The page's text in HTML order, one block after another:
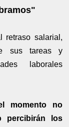
retraso salarial,
sus tareas y
laborales
momento no
percibirán los